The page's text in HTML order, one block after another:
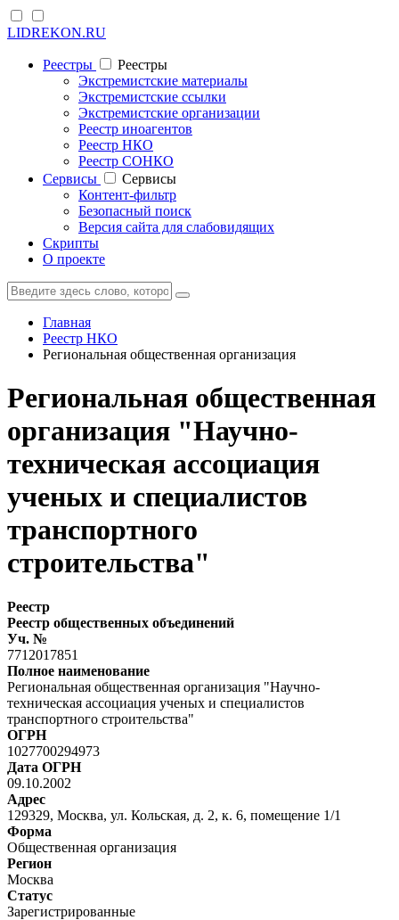
LIDREKON.RU
Реестры
Реестры
Экстремистские материалы
Экстремистские ссылки
Экстремистские организации
Реестр иноагентов
Реестр НКО
Реестр СОНКО
Cервисы
Cервисы
Контент-фильтр
Безопасный поиск
Версия сайта для слабовидящих
Скрипты
О проекте
Главная
Реестр НКО
Региональная общественная организация
Региональная общественная
организация "Научно-
техническая ассоциация
ученых и специалистов
транспортного
строительства"
Реестр
Реестр общественных объединений
Уч. №
7712017851
Полное наименование
Региональная общественная организация "Научно-
техническая ассоциация ученых и специалистов
транспортного строительства"
ОГРН
1027700294973
Дата ОГРН
09.10.2002
Адрес
129329, Москва, ул. Кольская, д. 2, к. 6, помещение 1/1
Форма
Общественная организация
Регион
Москва
Статус
Зарегистрированные